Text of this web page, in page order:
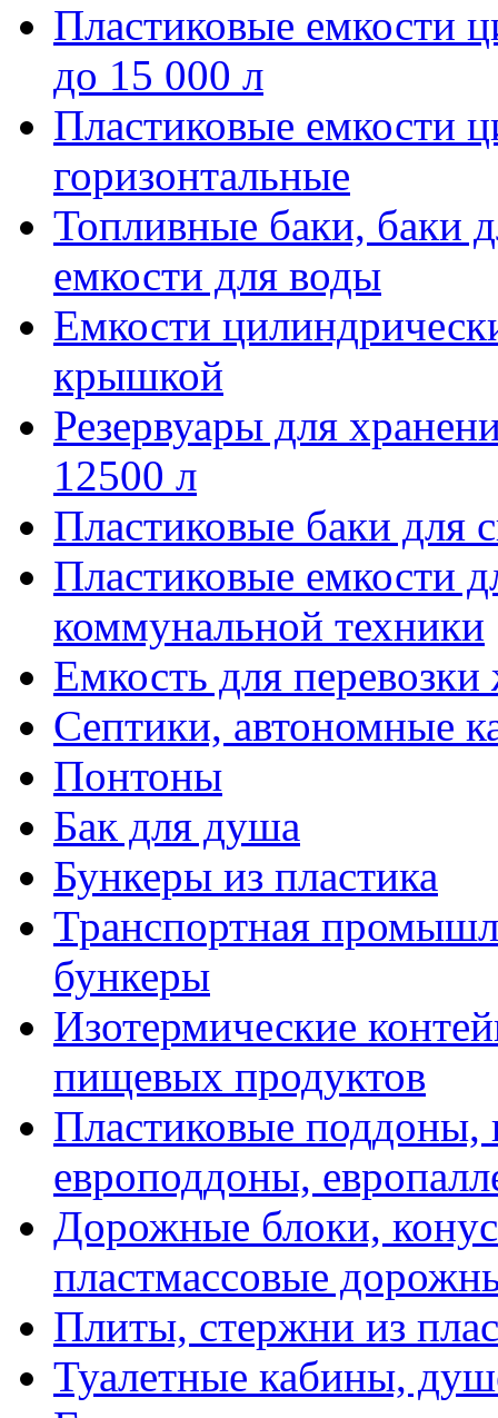
Пластиковые емкости
до 15 000 л
Пластиковые емкости
горизонтальные
Топливные баки, баки
емкости для воды
Емкости
крышкой
Резервуары для
12500 л
Пластиковые баки для
Пластиковые емкости
коммунальной техники
Емкость для
Септики, автономные
Понтоны
Бак для душа
Бункеры из пластика
Транспортная
бункеры
Изотермические
пищевых продуктов
Пластиковые поддоны,
европоддоны,
Дорожные блоки,
пластмассовые
Плиты, стержни из
Туалетные кабины,